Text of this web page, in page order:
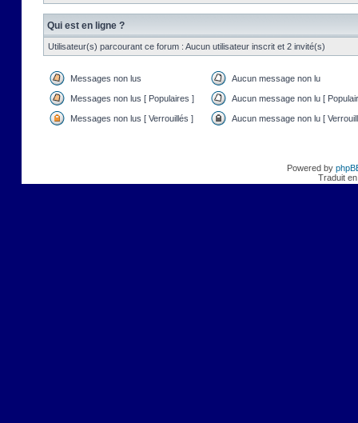
Qui est en ligne ?
Utilisateur(s) parcourant ce forum : Aucun utilisateur inscrit et 2 invité(s)
Messages non lus Aucun message non lu
Messages non lus [ Populaires ] Aucun message non lu [
Messages non lus [ Verrouillés ] Aucun message non lu [
Powered by
Traduit